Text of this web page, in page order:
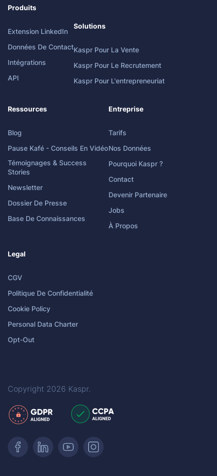
Produits
Extension LinkedIn
Données De Contact
Intégrations
API
Solutions
Kaspr Pour La Vente
Kaspr Pour Le Recrutement
Kaspr Pour L'entrepreneuriat
Ressources
Blog
Pause Kafé - Conseils En Vidéo
Témoignages & Success
Stories
Newsletter
Dossier De Presse
Base De Connaissances
Entreprise
Tarifs
Nos Données
Pourquoi Kaspr ?
Contact
Devenir Partenaire
Jobs
À Propos
Legal
CGV
Politique De Confidentialité
Cookie Policy
Personal Data Charter
Opt-Out
Copyright 2026 Kaspr.